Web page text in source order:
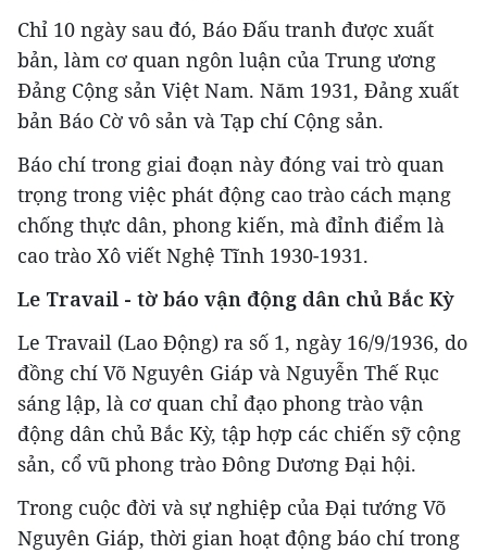
Chỉ 10 ngày sau đó, Báo Đấu tranh được xuất
bản, làm cơ quan ngôn luận của Trung ương
Đảng Cộng sản Việt Nam. Năm 1931, Đảng xuất
bản Báo Cờ vô sản và Tạp chí Cộng sản.
Báo chí trong giai đoạn này đóng vai trò quan
trọng trong việc phát động cao trào cách mạng
chống thực dân, phong kiến, mà đỉnh điểm là
cao trào Xô viết Nghệ Tĩnh 1930-1931.
Le Travail - tờ báo vận động dân chủ Bắc Kỳ
Le Travail (Lao Động) ra số 1, ngày 16/9/1936, do
đồng chí Võ Nguyên Giáp và Nguyễn Thế Rục
sáng lập, là cơ quan chỉ đạo phong trào vận
động dân chủ Bắc Kỳ, tập hợp các chiến sỹ cộng
sản, cổ vũ phong trào Đông Dương Đại hội.
Trong cuộc đời và sự nghiệp của Đại tướng Võ
Nguyên Giáp, thời gian hoạt động báo chí trong